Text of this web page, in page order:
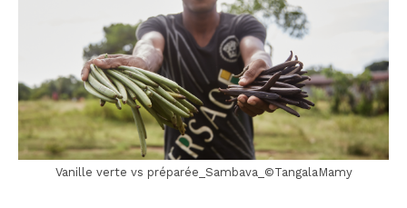
Vanille verte vs préparée_Sambava_©TangalaMamy